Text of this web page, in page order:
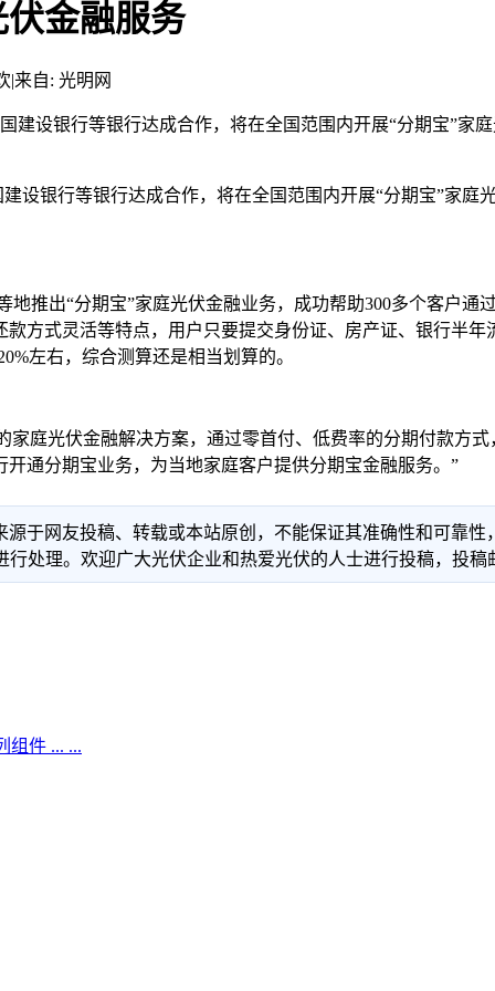
金融服务
|来自: 光明网
建设银行等银行达成合作，将在全国范围内开展“分期宝”家
银行等银行达成合作，将在全国范围内开展“分期宝”家庭
出“分期宝”家庭光伏金融业务，成功帮助300多个客户通
方式灵活等特点，用户只要提交身份证、房产证、银行半
左右，综合测算还是相当划算的。
光伏金融解决方案，通过零首付、低费率的分期付款方式
通分期宝业务，为当地家庭客户提供分期宝金融服务。”
于网友投稿、转载或本站原创，不能保证其准确性和可靠
处理。欢迎广大光伏企业和热爱光伏的人士进行投稿，投稿邮
组件 ... ...